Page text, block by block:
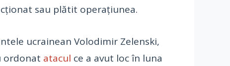
sau plătit operațiunea.
ucrainean Volodimir Zelenski,
ordonat atacul ce a avut loc în luna